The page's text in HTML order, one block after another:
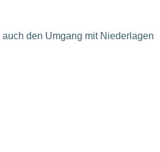
den Umgang mit Niederlagen